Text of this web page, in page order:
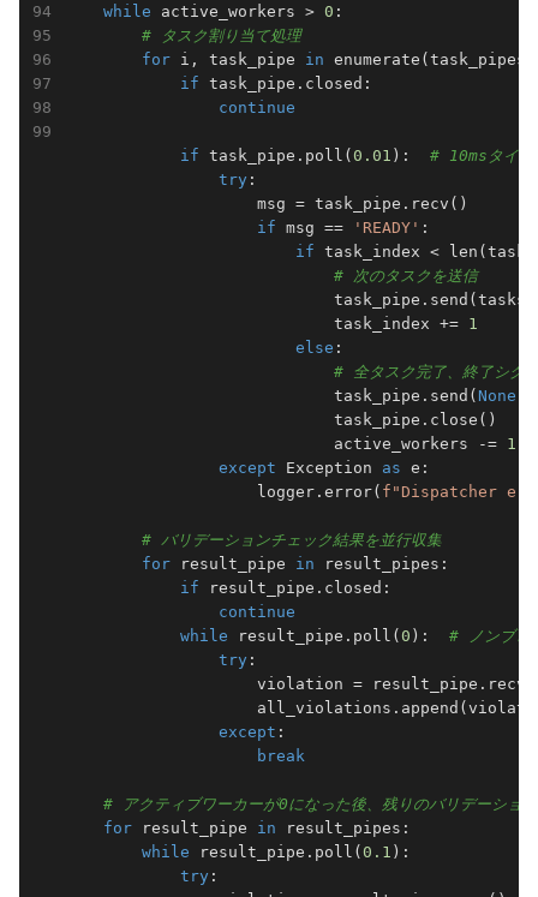
while active_workers > 0 :
# タスク割り当て処理
for i, task_pipe in
if task_pipe.closed:
continue
if task_pipe.poll(0.01 ): # 10msタイム
try :
msg = task_pipe.recv()
if msg == 'READY' :
if task_index <
# 次のタスクを送信
task_index += 1
else :
# 全タスク完了、終了シグ
task_pipe.send( None
task_pipe.close()
active_workers -= 1
except Exception as e:
logger.error( f"Dispatcher
# バリデーションチェック結果を並行収集
for result_pipe in result_pipes:
if result_pipe.closed:
continue
while result_pipe.poll(0 ): # ノンブロ
try :
violation =
except :
break
# アクティブワーカーが0になった後、残りのバリデーショ
for result_pipe in result_pipes:
while result_pipe.poll(0.1 ):
try :